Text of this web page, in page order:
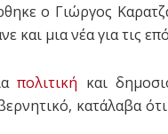
ο Γιώργος
και μια νέα για τις
πολιτική και
κατάλαβα